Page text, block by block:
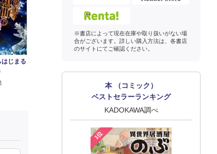
じまる
※書店によって現在在庫や取り扱いがない場
合がございます。詳しい購入方法は、各書店
のサイトにてご確認ください。
本 （コミック）
ベストセラーランキング
KADOKAWA調べ
1位